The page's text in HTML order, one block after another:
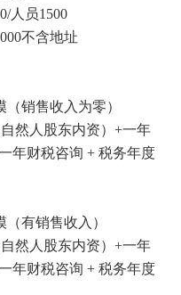
人员1500
不含地址
销售收入为零）
然人股东内资） +一年
年财税咨询 + 税务年度
有销售收入）
然人股东内资） +一年
年财税咨询 + 税务年度